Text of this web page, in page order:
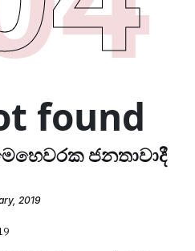
ජනතාවාදී
2019